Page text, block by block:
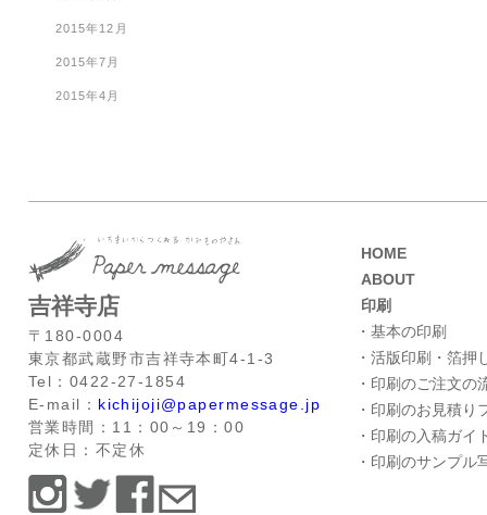
2015年12月
2015年7月
2015年4月
吉祥寺店
〒180-0004
東京都武蔵野市吉祥寺本町4-1-3
Tel：0422-27-1854
E-mail： kichijoji@papermessage.jp
営業時間：11：00～19：00
定休日：不定休
HOME
ABOUT
印刷
・基本の印刷
・活版印刷・箔押
・印刷のご注文の
・印刷のお見積り
・印刷の入稿ガイ
・印刷のサンプル